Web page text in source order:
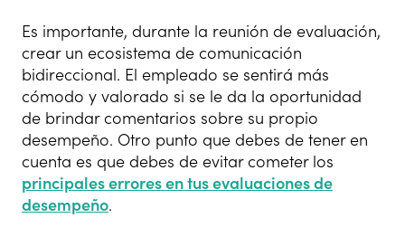
Es importante, durante la reunión de evaluación,
crear un ecosistema de comunicación
bidireccional. El empleado se sentirá más
cómodo y valorado si se le da la oportunidad
de brindar comentarios sobre su propio
desempeño. Otro punto que debes de tener en
cuenta es que debes de evitar cometer los
principales errores en tus evaluaciones de
desempeño.